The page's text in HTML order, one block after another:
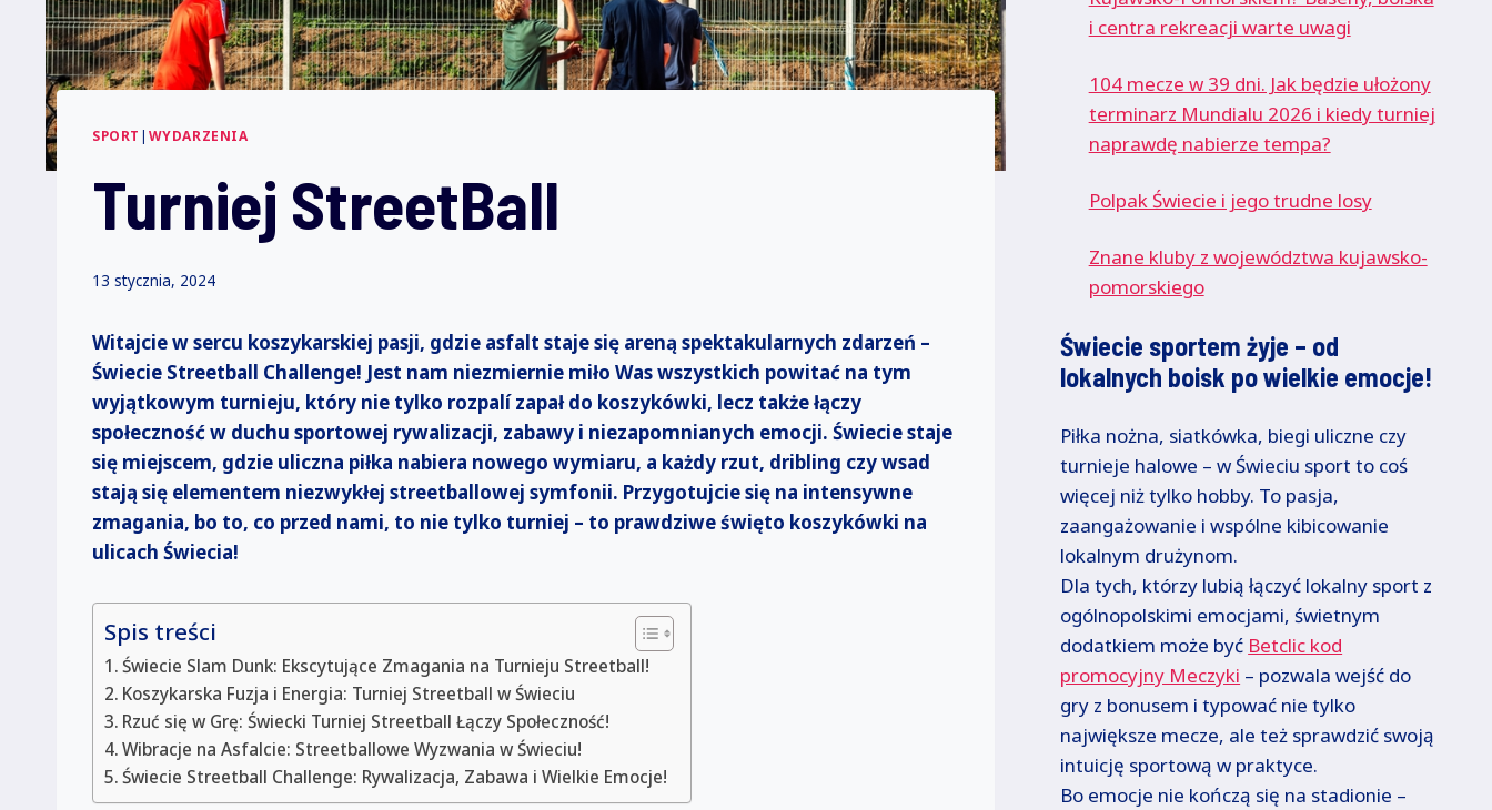
SPORT | WYDARZENIA
Turniej StreetBall
13 stycznia, 2024
Witajcie w sercu koszykarskiej pasji, gdzie asfalt staje się areną spektakularnych zdarzeń –
Świecie Streetball Challenge! Jest nam niezmiernie miło Was wszystkich powitać na tym
wyjątkowym turnieju, który nie tylko rozpalí zapał do koszykówki, lecz także łączy
społeczność w duchu sportowej rywalizacji, zabawy i niezapomnianych emocji. Świecie staje
się miejscem, gdzie uliczna piłka nabiera nowego wymiaru, a każdy rzut, dribling czy wsad
stają się elementem niezwykłej streetballowej symfonii. Przygotujcie się na intensywne
zmagania, bo to, co przed nami, to nie tylko turniej – to prawdziwe święto koszykówki na
ulicach Świecia!
Spis treści
Świecie Slam Dunk: Ekscytujące Zmagania na Turnieju Streetball!
Koszykarska Fuzja i Energia: Turniej Streetball w Świeciu
Rzuć się w Grę: Świecki Turniej Streetball Łączy Społeczność!
Wibracje na Asfalcie: Streetballowe Wyzwania w Świeciu!
Świecie Streetball Challenge: Rywalizacja, Zabawa i Wielkie Emocje!
i centra rekreacji warte uwagi
104 mecze w 39 dni. Jak będzie ułożony
terminarz Mundialu 2026 i kiedy turniej
naprawdę nabierze tempa?
Polpak Świecie i jego trudne losy
Znane kluby z województwa kujawsko-
pomorskiego
Świecie sportem żyje – od
lokalnych boisk po wielkie emocje!
Piłka nożna, siatkówka, biegi uliczne czy
turnieje halowe – w Świeciu sport to coś
więcej niż tylko hobby. To pasja,
zaangażowanie i wspólne kibicowanie
lokalnym drużynom.
Dla tych, którzy lubią łączyć lokalny sport z
ogólnopolskimi emocjami, świetnym
dodatkiem może być Betclic kod
promocyjny Meczyki – pozwala wejść do
gry z bonusem i typować nie tylko
największe mecze, ale też sprawdzić swoją
intuicję sportową w praktyce.
Bo emocje nie kończą się na stadionie –